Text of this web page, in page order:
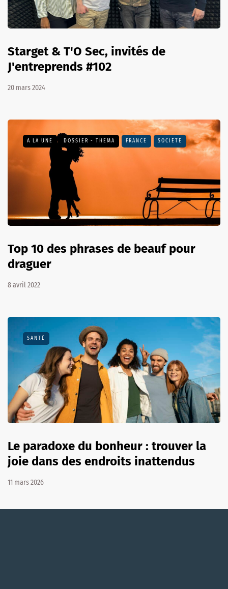
Starget & T'O Sec, invités de
J'entreprends #102
20 mars 2024
A LA UNE DOSSIER - THEMA FRANCE SOCIÉTÉ
Top 10 des phrases de beauf pour
draguer
8 avril 2022
SANTÉ
Le paradoxe du bonheur : trouver la
joie dans des endroits inattendus
11 mars 2026